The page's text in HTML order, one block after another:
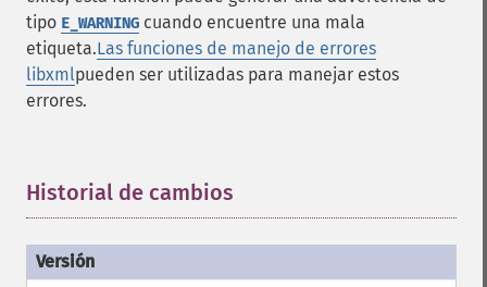
tipo E_WARNING cuando encuentre una mala
etiqueta.Las funciones de manejo de errores
libxmlpueden ser utilizadas para manejar estos
errores.
Historial de cambios